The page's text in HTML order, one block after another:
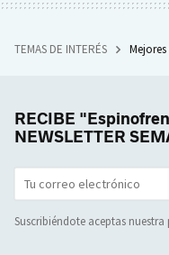
TEMAS DE INTERÉS Mejores
RECIBE
NEWSLETTER
Suscribiéndote aceptas nuestra